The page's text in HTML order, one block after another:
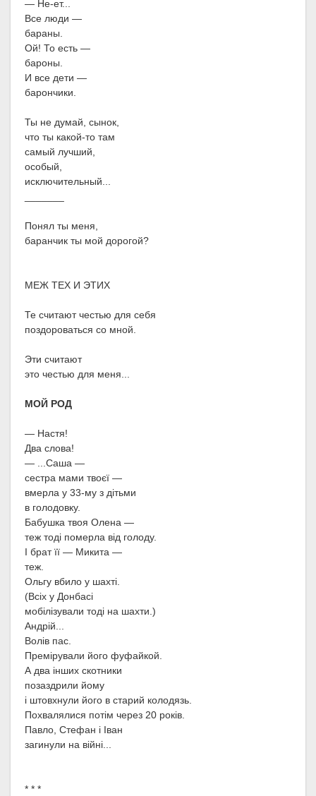
— Не-ет...
Все люди —
бараны.
Ой! То есть —
бароны.
И все дети —
барончики.
Ты не думай, сынок,
что ты какой-то там
самый лучший,
особый,
исключительный...
Понял ты меня,
баранчик ты мой дорогой?
МЕЖ ТЕХ И ЭТИХ
Те считают честью для себя
поздороваться со мной.
Эти считают
это честью для меня...
МОЙ РОД
— Настя!
Два слова!
— ...Саша —
сестра мами твоєї —
вмерла у 33-му з дітьми
в голодовку.
Бабушка твоя Олена —
теж тоді померла від голоду.
І брат її — Микита —
теж.
Ольгу вбило у шахті.
(Всіх у Донбасі
мобілізували тоді на шахти.)
Андрій...
Волів пас.
Премірували його фуфайкой.
А два інших скотники
позаздрили йому
і штовхнули його в старий колодязь.
Похвалялися потім через 20 років.
Павло, Стефан і Іван
загинули на війні...
* * *